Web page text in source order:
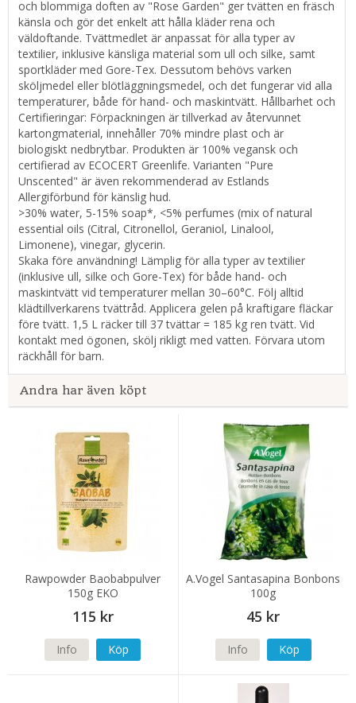
och blommiga doften av "Rose Garden" ger tvätten en fräsch
känsla och gör det enkelt att hålla kläder rena och
väldoftande. Tvättmedlet är anpassat för alla typer av
textilier, inklusive känsliga material som ull och silke, samt
sportkläder med Gore-Tex. Dessutom behövs varken
sköljmedel eller blötläggningsmedel, och det fungerar vid alla
temperaturer, både för hand- och maskintvätt. Hållbarhet och
Certifieringar: Förpackningen är tillverkad av återvunnet
kartongmaterial, innehåller 70% mindre plast och är
biologiskt nedbrytbar. Produkten är 100% vegansk och
certifierad av ECOCERT Greenlife. Varianten "Pure
Unscented" är även rekommenderad av Estlands
Allergiförbund för känslig hud.
>30% water, 5-15% soap*, <5% perfumes (mix of natural
essential oils (Citral, Citronellol, Geraniol, Linalool,
Limonene), vinegar, glycerin.
Skaka före användning! Lämplig för alla typer av textilier
(inklusive ull, silke och Gore-Tex) för både hand- och
maskintvätt vid temperaturer mellan 30–60°C. Följ alltid
klädtillverkarens tvättråd. Applicera gelen på kraftigare fläckar
före tvätt. 1,5 L räcker till 37 tvättar = 185 kg ren tvätt. Vid
kontakt med ögonen, skölj rikligt med vatten. Förvara utom
räckhåll för barn.
Andra har även köpt
Rawpowder Baobabpulver
150g EKO
115 kr
Info Köp
A.Vogel Santasapina Bonbons
100g
45 kr
Info Köp